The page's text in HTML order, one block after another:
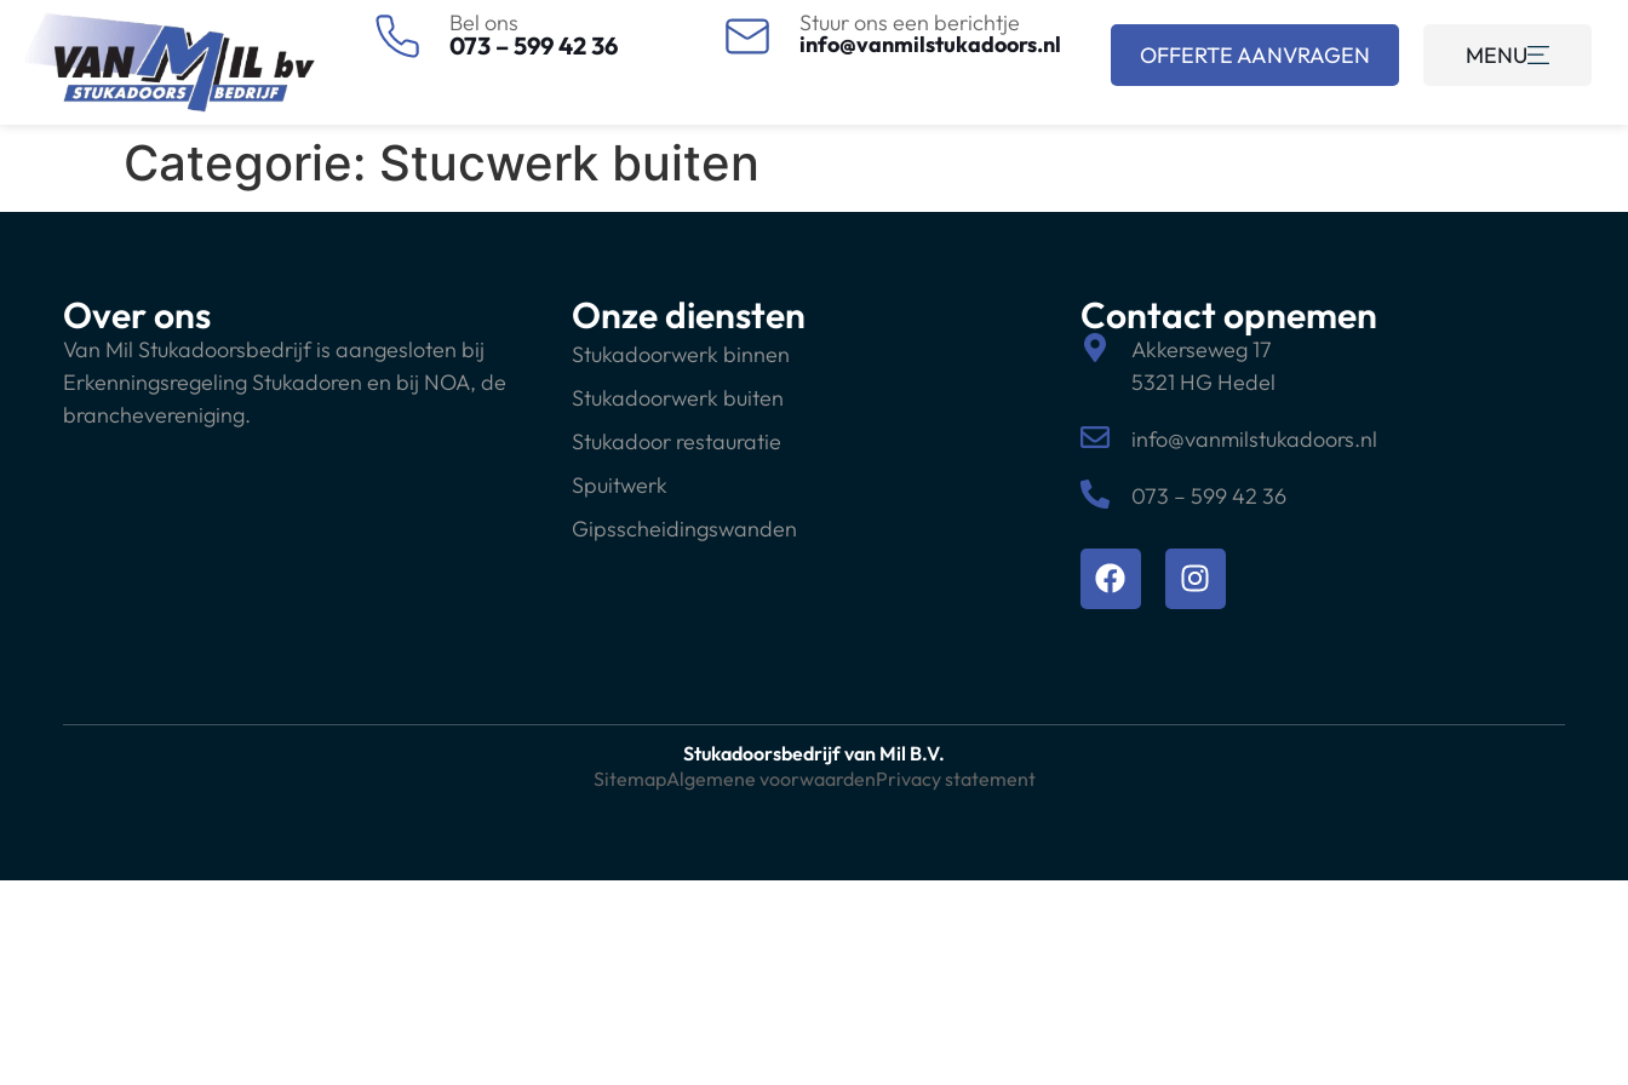
Bel ons
073 – 599 42 36
Stuur ons een berichtje
info@vanmilstukadoors.nl OFFERTE AANVRAGEN MENU
Categorie: Stucwerk buiten
Over ons
Van Mil Stukadoorsbedrijf is aangesloten bij
Erkenningsregeling Stukadoren en bij NOA, de
branchevereniging.
Onze diensten
Stukadoorwerk binnen
Stukadoorwerk buiten
Stukadoor restauratie
Spuitwerk
Gipsscheidingswanden
Contact opnemen
Akkerseweg 17
5321 HG Hedel
info@vanmilstukadoors.nl
073 – 599 42 36
Stukadoorsbedrijf van Mil B.V.
SitemapAlgemene voorwaardenPrivacy statement